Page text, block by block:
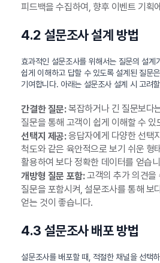
피드백을 수집하여, 향후 이벤트 기획
4.2 설문조사 설계 방법
효과적인 설문조사를 위해서는 질문의 설계
쉽게 이해하고 답할 수 있도록 설계된 질문
기여합니다. 아래는 설문조사 설계 시 고려
간결한 질문:복잡하거나 긴 질문보다
질문을 통해 고객이 쉽게 이해할 수 있
선택지 제공:응답자에게 다양한 선택
척도와 같은 육안적으로 보기 쉬운 형
활용하여 보다 정확한 데이터를 얻습
개방형 질문 포함:고객의 추가 의견을
질문을 포함시켜, 설문조사를 통해 보
얻는 것이 좋습니다.
4.3 설문조사 배포 방법
설문조사를 배포할 때, 적절한 채널을 선택